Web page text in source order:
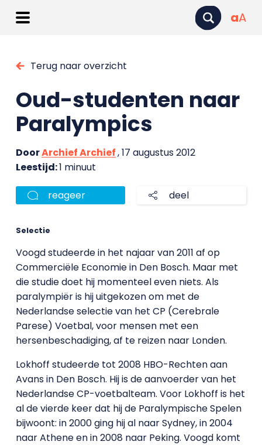
aA
Terug naar overzicht
Oud-studenten naar
Paralympics
DoorArchief Archief, 17 augustus 2012
Leestijd:1 minuut
reageer deel
Selectie
Voogd studeerde in het najaar van 2011 af op
Commerciële Economie in Den Bosch. Maar met
die studie doet hij momenteel even niets. Als
paralympiër is hij uitgekozen om met de
Nederlandse selectie van het CP (Cerebrale
Parese) Voetbal, voor mensen met een
hersenbeschadiging, af te reizen naar Londen.
Lokhoff studeerde tot 2008 HBO-Rechten aan
Avans in Den Bosch. Hij is de aanvoerder van het
Nederlandse CP-voetbalteam. Voor Lokhoff is het
al de vierde keer dat hij de Paralympische Spelen
bijwoont: in 2000 ging hij al naar Sydney, in 2004
naar Athene en in 2008 naar Peking. Voogd komt